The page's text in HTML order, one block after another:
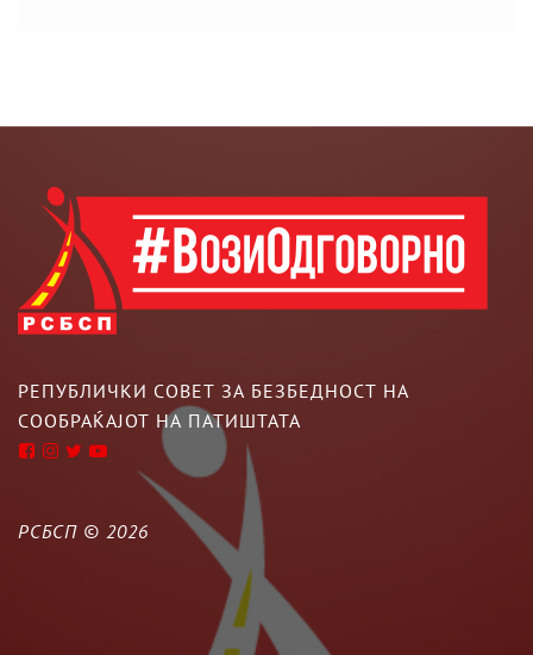
РЕПУБЛИЧКИ СОВЕТ ЗА БЕЗБЕДНОСТ НА
СООБРАЌАЈОТ НА ПАТИШТАТА
РСБСП © 2026